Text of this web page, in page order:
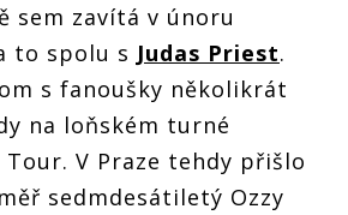
sem zavítá v únoru
to spolu s Judas Priest.
s fanoušky několikrát
na loňském turné
V Praze tehdy přišlo
sedmdesátiletý Ozzy